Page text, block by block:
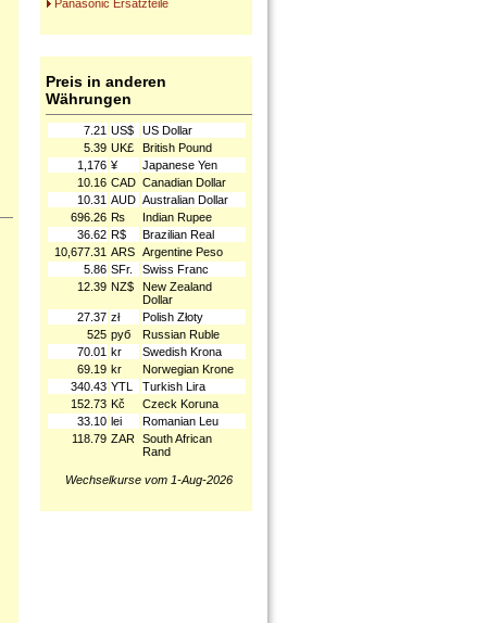
Panasonic Ersatzteile
Preis in anderen
Währungen
7.21 US$
US Dollar
5.39 UK£
British Pound
1,176 ¥
Japanese Yen
10.16 CAD Canadian Dollar
10.31 AUD Australian Dollar
696.26 ₨
Indian Rupee
36.62 R$
Brazilian Real
10,677.31 ARS Argentine Peso
5.86 SFr.
Swiss Franc
12.39 NZ$
New Zealand
Dollar
27.37 zł
Polish Złoty
525 руб
Russian Ruble
70.01 kr
Swedish Krona
69.19 kr
Norwegian Krone
340.43 YTL
Turkish Lira
152.73 Kč
Czeck Koruna
33.10 lei
Romanian Leu
118.79 ZAR South African
Rand
Wechselkurse vom 1-Aug-2026